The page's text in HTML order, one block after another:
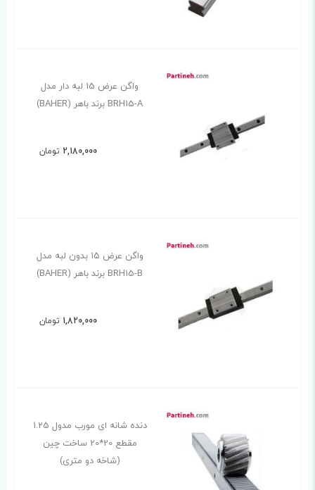
واگن عرض 15 لبه دار مدل
BRH15-A برند باهر (BAHER)
2,180,000 تومان
واگن عرض ۱۵ بدون لبه مدل
BRH15-B برند باهر (BAHER)
1,820,000 تومان
دنده شانه ای مورب مدول 1.25
مقطع 20*20 ساخت چین
(شاخه دو متری)